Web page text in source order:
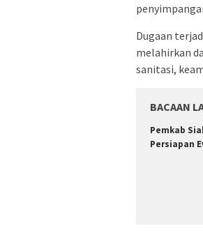
Dugaan
melahirkan
sanitasi,
BACAAN
Pemkab
Persiapan